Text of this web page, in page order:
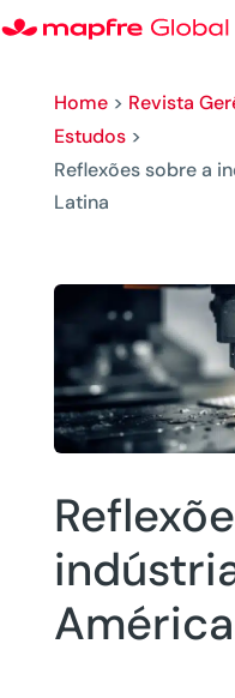
Home> Revista
Estudos>
Reflexões sobre a
Latina